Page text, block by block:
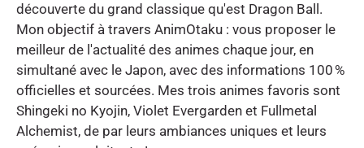
découverte du grand classique qu'est Dragon Ball.
Mon objectif à travers AnimOtaku : vous proposer le
meilleur de l'actualité des animes chaque jour, en
simultané avec le Japon, avec des informations 100 %
officielles et sourcées. Mes trois animes favoris sont
Shingeki no Kyojin, Violet Evergarden et Fullmetal
Alchemist, de par leurs ambiances uniques et leurs